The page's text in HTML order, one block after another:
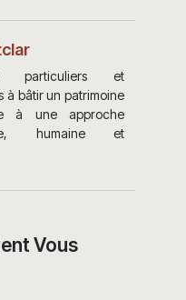
particuliers et
à bâtir un patrimoine
à une approche
humaine et
Vous